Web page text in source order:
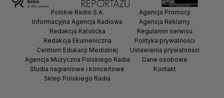
Polskie Radio S.A.
Informacyjna Agencja Radiowa
Redakcja Katolicka
Redakcja Ekumeniczna
Centrum Edukacji Medialnej
Agencja Muzyczna Polskiego Radia
Studia nagraniowe i koncertowe
Sklep Polskiego Radia
Agencja Promocji
Agencja Reklamy
Regulamin serwisu
Polityka prywatności
Ustawienia prywatności
Dane osobowe
Kontakt